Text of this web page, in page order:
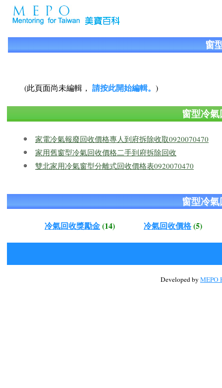
窗
(此頁面尚未編輯， 請按此開始編輯。 )
窗型冷
家電冷氣報廢回收價格專人到府拆除收取0920070470
家用舊窗型冷氣回收價格二手到府拆除回收
雙北家用冷氣窗型分離式回收價格表0920070470
窗型冷
冷氣回收獎勵金(14) 冷氣回收價格(5)
Developed by MEPO